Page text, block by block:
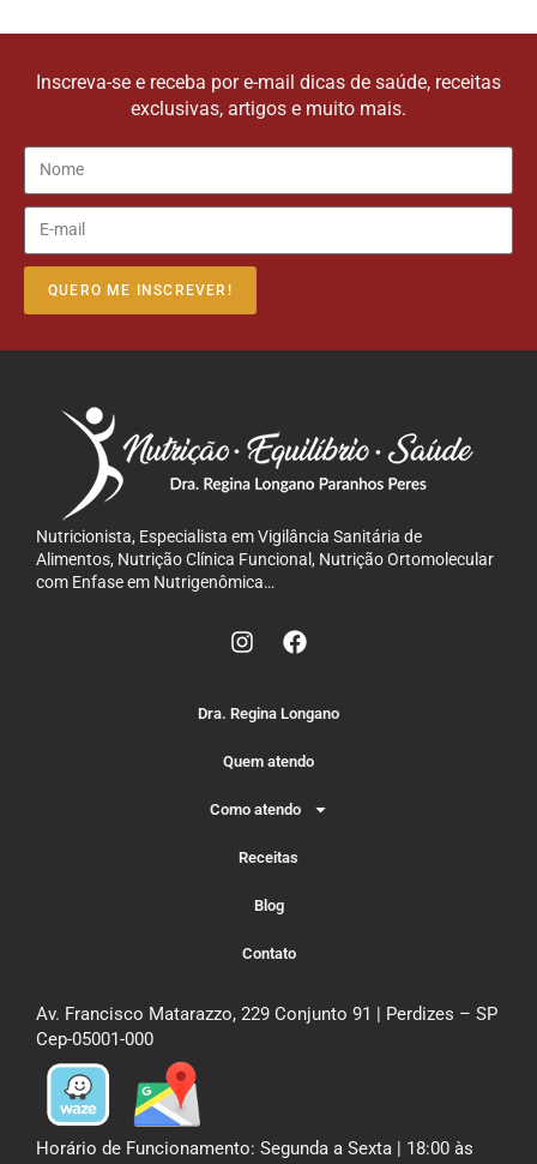
Inscreva-se e receba por e-mail dicas de saúde, receitas
exclusivas, artigos e muito mais.
QUERO ME INSCREVER!
Nutricionista, Especialista em Vigilância Sanitária de
Alimentos, Nutrição Clínica Funcional, Nutrição Ortomolecular
com Enfase em Nutrigenômica…
Dra. Regina Longano
Quem atendo
Como atendo
Receitas
Blog
Contato
Av. Francisco Matarazzo, 229 Conjunto 91 | Perdizes – SP
Cep-05001-000
Horário de Funcionamento: Segunda a Sexta | 18:00 às